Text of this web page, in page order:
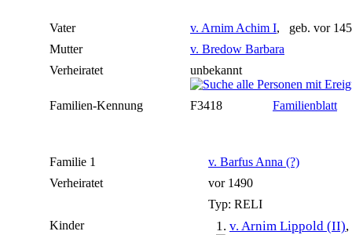
Vater v. Arnim Achim I, geb. vor
Mutter
v. Bredow Barbara
Verheiratet
unbekannt
Familien-Kennung F3418 Familienblatt
Familie 1
v. Barfus Anna (?)
Verheiratet
vor 1490
Typ: RELI
Kinder
1. v. Arnim Lippold (II)